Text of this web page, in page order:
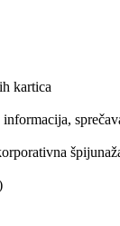
kartica